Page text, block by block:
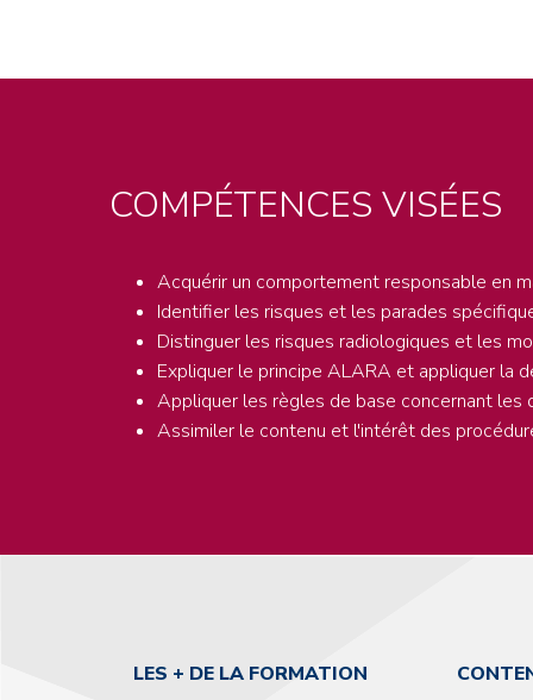
COMPÉTENCES VISÉES
Acquérir un comportement responsable en
Identifier les risques et les parades
Distinguer les risques radiologiques et les
Expliquer le principe ALARA et appliquer la
Appliquer les règles de base concernant
Assimiler le contenu et l'intérêt des
LES + DE LA FORMATION